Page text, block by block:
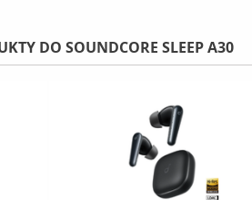
DO SOUNDCORE SLEEP A30